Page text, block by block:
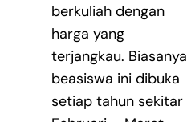
berkuliah dengan
harga yang
terjangkau. Biasanya
beasiswa ini dibuka
setiap tahun sekitar